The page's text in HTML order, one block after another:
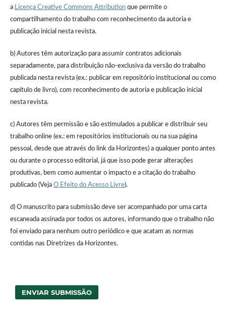
a Licença Creative Commons Attributionque permite o
compartilhamento do trabalho com reconhecimento da autoria e
publicação inicial nesta revista.
b) Autores têm autorização para assumir contratos adicionais
separadamente, para distribuição não-exclusiva da versão do trabalho
publicada nesta revista (ex.: publicar em repositório institucional ou como
capítulo de livro), com reconhecimento de autoria e publicação inicial
nesta revista.
c) Autores têm permissão e são estimulados a publicar e distribuir seu
trabalho online (ex.: em repositórios institucionais ou na sua página
pessoal, desde que através do link da Horizontes) a qualquer ponto antes
ou durante o processo editorial, já que isso pode gerar alterações
produtivas, bem como aumentar o impacto e a citação do trabalho
publicado (Veja O Efeito do Acesso Livre).
d) O manuscrito para submissão deve ser acompanhado por uma carta
escaneada assinada por todos os autores, informando que o trabalho não
foi enviado para nenhum outro periódico e que acatam as normas
contidas nas Diretrizes da Horizontes.
ENVIAR SUBMISSÃO